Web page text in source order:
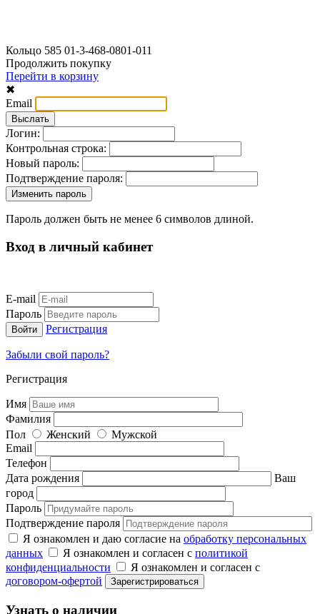
Кольцо 585 01-3-468-0801-011
Продолжить покупку
Перейти в корзину
✖
Email
Логин:
Контрольная строка:
Новый пароль:
Подтверждение пароля:
Пароль должен быть не менее 6 символов длиной.
Вход в личный кабинет
E-mail
Пароль
Регистрация
Забыли свой пароль?
Регистрация
Имя
Фамилия
Пол
Женский
Мужской
Email
Телефон
Дата рождения
Ваш
город
Пароль
Подтверждение пароля
Я ознакомлен и даю согласие на обработку персональных
данных
Я ознакомлен и согласен с политикой
конфиденциальности
Я ознакомлен и согласен с
договором-офертой
Узнать о наличии